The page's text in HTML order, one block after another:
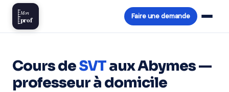
Mon
prof Faire une demande
Cours deSVTaux Abymes —
professeur à domicile